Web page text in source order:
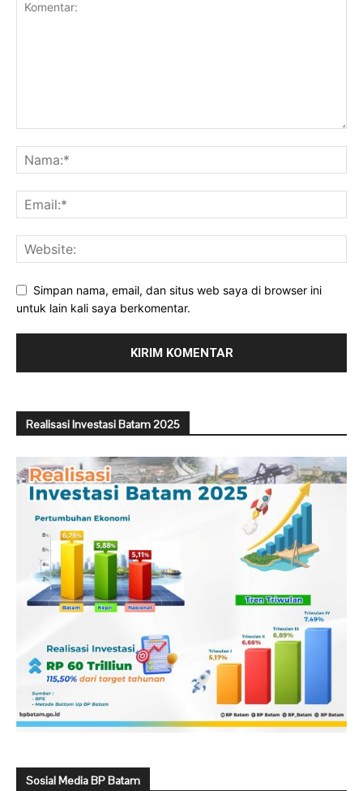
Simpan nama, email, dan situs web saya di browser ini
untuk lain kali saya berkomentar.
Realisasi Investasi Batam 2025
Sosial Media BP Batam